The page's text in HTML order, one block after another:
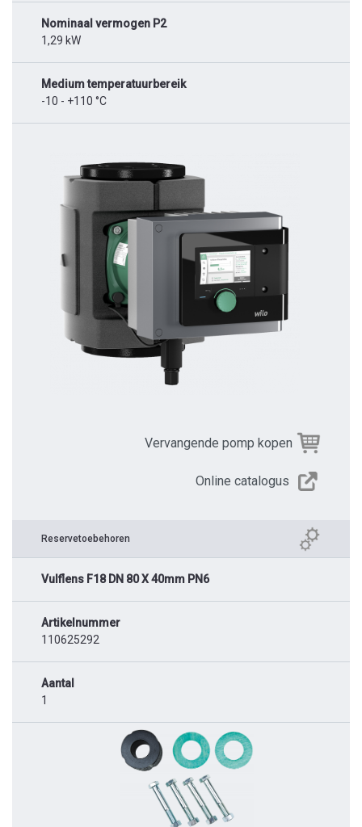
Nominaal vermogen P2
1,29 kW
Medium temperatuurbereik
-10 - +110 °C
Vervangende pomp kopen
Online catalogus
Reservetoebehoren
Vulflens F18 DN 80 X 40mm PN6
Artikelnummer
110625292
Aantal
1